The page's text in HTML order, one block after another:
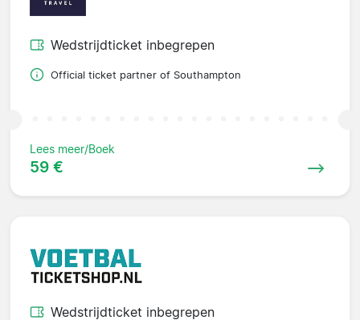
Wedstrijdticket inbegrepen
Official ticket partner of Southampton
Lees meer/Boek
59 €
Wedstrijdticket inbegrepen